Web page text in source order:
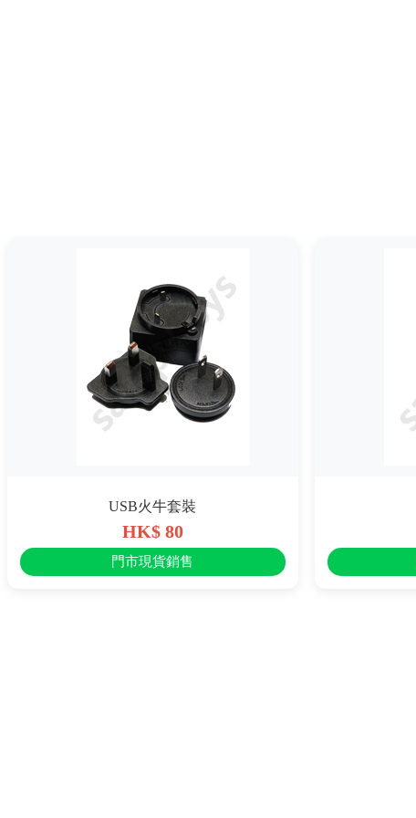
USB火牛套裝
HK$ 80
門市現貨銷售